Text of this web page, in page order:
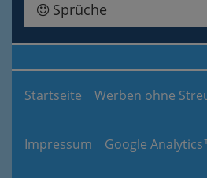
Sprüche
Startseite Werben ohne
Impressum Google